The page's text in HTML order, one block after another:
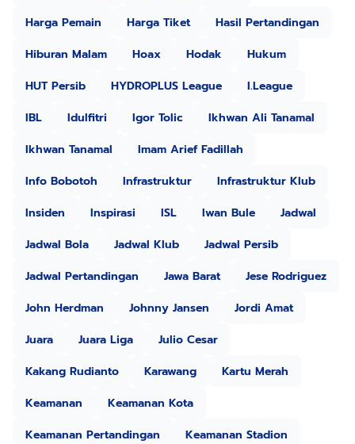
Harga Pemain
Harga Tiket
Hasil Pertandingan
Hiburan Malam
Hoax Hodak
Hukum
HUT Persib
HYDROPLUS League
I.League
IBL
Idulfitri Igor Tolic
Ikhwan Ali Tanamal
Ikhwan Tanamal
Imam Arief Fadillah
Info Bobotoh
Infrastruktur
Infrastruktur Klub
Insiden
Inspirasi ISL Iwan Bule
Jadwal
Jadwal Bola
Jadwal Klub
Jadwal Persib
Jadwal Pertandingan
Jawa Barat
Jese Rodriguez
John Herdman
Johnny Jansen
Jordi Amat
Juara
Juara Liga
Julio Cesar
Kakang Rudianto
Karawang
Kartu Merah
Keamanan
Keamanan Kota
Keamanan Pertandingan
Keamanan Stadion